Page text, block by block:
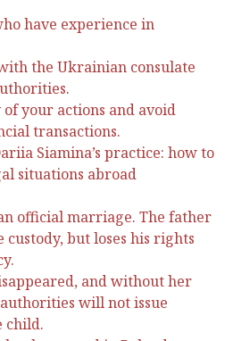
have experience in
the Ukrainian consulate
your actions and avoid
transactions.
Siamina’s practice: how to
situations abroad
official marriage. The father
but loses his rights
and without her
will not issue
child.